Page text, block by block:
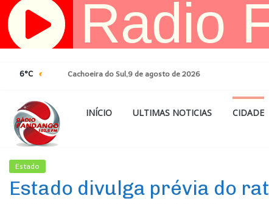
Pular
para
6°C Cachoeira do Sul,9 de agosto de 2026
INÍCIO ULTIMAS NOTICIAS CIDADE
Estado
Estado divulga prévia do